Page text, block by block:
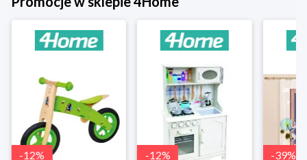
-12% -12% -39%